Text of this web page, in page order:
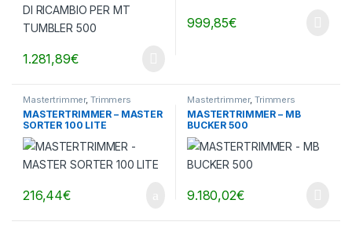
1.281,89€
999,85€
Mastertrimmer, Trimmers
MASTERTRIMMER – MASTER
SORTER 100 LITE
216,44€
Mastertrimmer, Trimmers
MASTERTRIMMER – MB
BUCKER 500
9.180,02€